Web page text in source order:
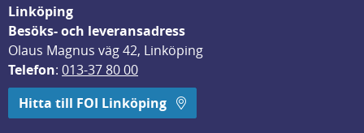
Linköping
Besöks- och leveransadress
Olaus Magnus väg 42, Linköping
Telefon: 013-37 80 00
Hitta till FOI Linköping